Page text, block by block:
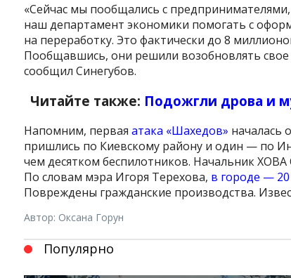
«Сейчас мы пообщались с
наш департамент экономики помогать с
на переработку. Это фактически до 8
Пообщавшись, они решили возобновлять
сообщил Синегубов.
Читайте также: Подожгли дрова и
Напомним, первая атака «Шахедов» началась
пришлись по Киевскому району и один — по
чем десятком беспилотников. Начальник ХОВА
По словам мэра Игоря Терехова, в городе —
Повреждены гражданские производства.
Автор: Оксана Горун
Популярно
InstagramFacebook
TwitterYoutube